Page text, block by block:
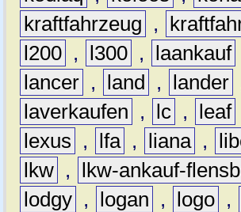
kraftfahrzeug
,
l200 , l300 , laankauf
lancer , land , lander
laverkaufen
, lc , leaf
lexus
, lfa , liana ,
lkw , lkw-ankauf-
lodgy , logan , logo ,